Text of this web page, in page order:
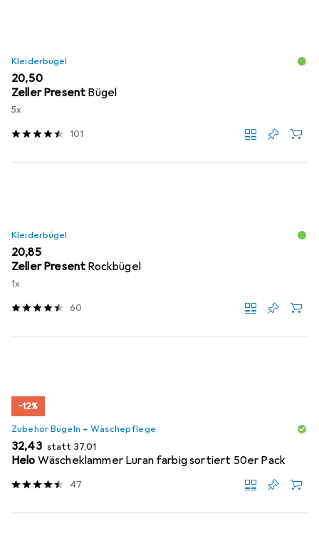
Kleiderbügel
EUR
20,50
Zeller Present Bügel
5x
101
Kleiderbügel
EUR
20,85
Zeller Present Rockbügel
1x
60
−12%
Zubehör Bügeln + Wäschepflege
EUR
32,43 statt EUR
37,01
Helo Wäscheklammer Luran farbig sortiert 50er Pack
47